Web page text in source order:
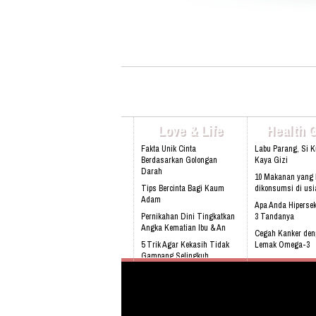
Love & Life
Fakta Unik Cinta
Berdasarkan Golongan
Darah
Tips Bercinta Bagi Kaum
Adam
Pernikahan Dini Tingkatkan
Angka Kematian Ibu & An
5 Trik Agar Kekasih Tidak
Gampang Selingkuh
Health
Labu Parang, Si
Kaya Gizi
10 Makanan yang
dikonsumsi di
Apa Anda
3 Tandanya
Cegah Kanker
Lemak Omega-3
Bahaya